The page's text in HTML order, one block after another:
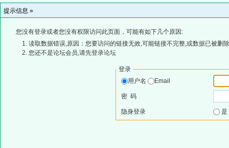
提示信息 »
您没有登录或者您没有权限访问此页面，可能有如下几个原因:
读取数据错误,原因：您要访问的链接无效,可能链接不完整,或数据已被删
您还不是论坛会员,请先登录论坛
登录
用户名
Email
密 码
隐身登录